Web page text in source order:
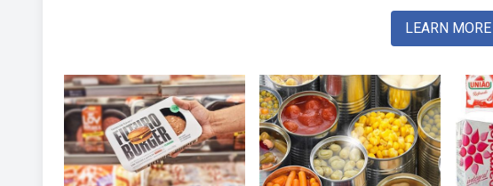
LEARN MORE